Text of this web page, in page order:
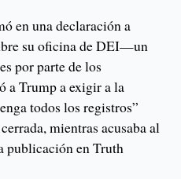
en una declaración a
su oficina de DEI—un
por parte de los
Trump a exigir a la
todos los registros”
mientras acusaba al
publicación en Truth